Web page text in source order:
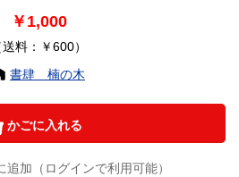
￥1,000
送料：￥600）
書肆 楠の木
かごに入れる
追加（ログインで利用可能）